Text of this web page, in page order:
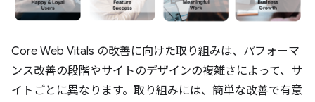
Core Web Vitals の改善に向けた取り組みは、パフォーマ
ンス改善の段階やサイトのデザインの複雑さによって、サ
イトごとに異なります。取り組みには、簡単な改善で有意